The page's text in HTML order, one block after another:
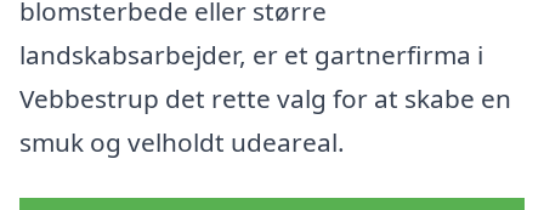
blomsterbede eller større
landskabsarbejder, er et gartnerfirma i
Vebbestrup det rette valg for at skabe en
smuk og velholdt udeareal.